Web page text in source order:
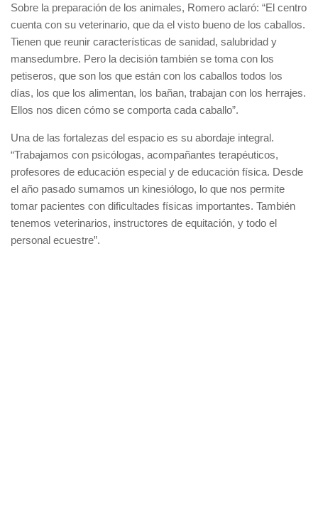
Sobre la preparación de los animales, Romero aclaró: “El centro
cuenta con su veterinario, que da el visto bueno de los caballos.
Tienen que reunir características de sanidad, salubridad y
mansedumbre. Pero la decisión también se toma con los
petiseros, que son los que están con los caballos todos los
días, los que los alimentan, los bañan, trabajan con los herrajes.
Ellos nos dicen cómo se comporta cada caballo”.
Una de las fortalezas del espacio es su abordaje integral.
“Trabajamos con psicólogas, acompañantes terapéuticos,
profesores de educación especial y de educación física. Desde
el año pasado sumamos un kinesiólogo, lo que nos permite
tomar pacientes con dificultades físicas importantes. También
tenemos veterinarios, instructores de equitación, y todo el
personal ecuestre”.